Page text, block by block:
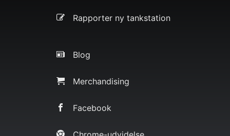
Rapporter ny tankstation
Blog
Merchandising
Facebook